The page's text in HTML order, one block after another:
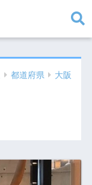
都道府県 大阪